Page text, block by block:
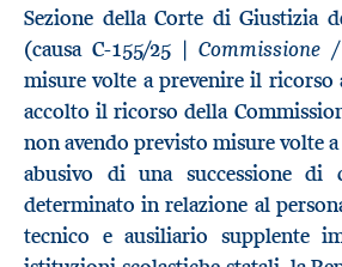
Sezione della Corte di Giustizia
(causa C-155/25 |Commissione
misure volte a prevenire il ricorso
accolto il ricorso della
non avendo previsto misure volte
abusivo di una successione di
determinato in relazione al
tecnico e ausiliario supplente